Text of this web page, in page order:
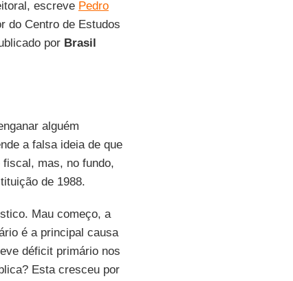
escreve Pedro
do Centro de Estudos
porBrasil
alguém
a falsa ideia de que
mas, no fundo,
de 1988.
Mau começo, a
é a principal causa
déficit primário nos
Esta cresceu por